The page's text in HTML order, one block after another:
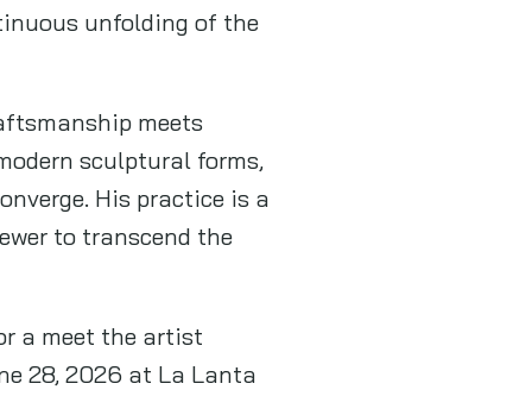
unfolding of the
meets
sculptural forms,
His practice is a
to transcend the
a meet the artist
28, 2026 at La Lanta